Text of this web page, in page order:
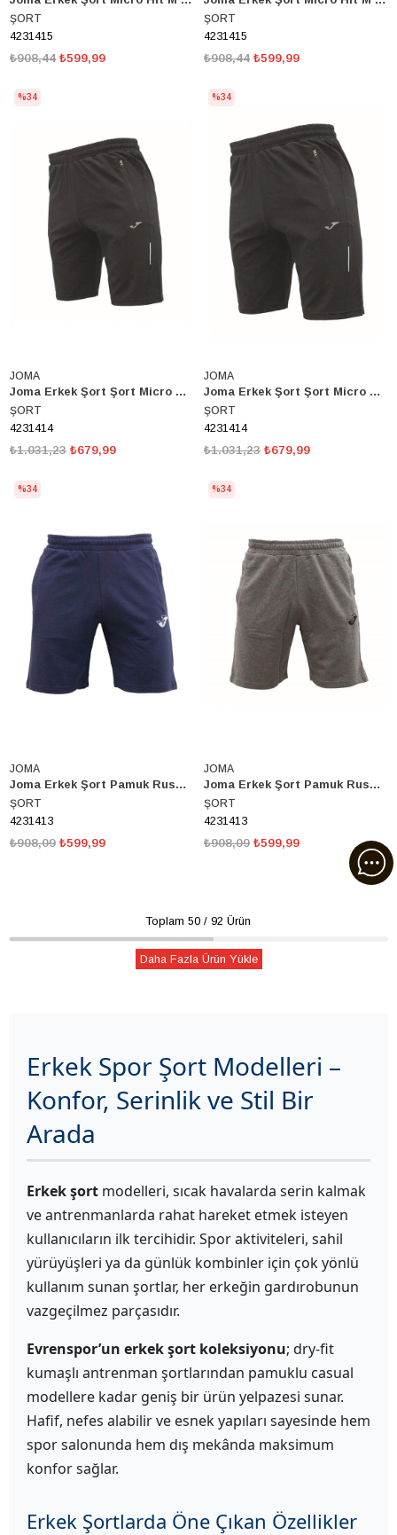
ŞORT
4231415
₺599,99
₺908,44
ŞORT
4231415
₺599,99
₺908,44
JOMA
Joma Erkek Şort Şort Micro Dash M 4231414
ŞORT
4231414
₺679,99
₺1.031,23
%34
JOMA
Joma Erkek Şort Şort Micro Dash M 4231414
ŞORT
4231414
₺679,99
₺1.031,23
%34
JOMA
Joma Erkek Şort Pamuk Rush M 4231413
ŞORT
4231413
₺599,99
₺908,09
%34
JOMA
Joma Erkek Şort Pamuk Rush M 4231413
ŞORT
4231413
₺599,99
₺908,09
%34
Toplam 50 / 92 Ürün
Daha Fazla Ürün Yükle
Erkek Spor Şort Modelleri –
Konfor, Serinlik ve Stil Bir
Arada
Erkek şort modelleri, sıcak havalarda serin kalmak
ve antrenmanlarda rahat hareket etmek isteyen
kullanıcıların ilk tercihidir. Spor aktiviteleri, sahil
yürüyüşleri ya da günlük kombinler için çok yönlü
kullanım sunan şortlar, her erkeğin gardırobunun
vazgeçilmez parçasıdır.
Evrenspor’un erkek şort koleksiyonu; dry-fit
kumaşlı antrenman şortlarından pamuklu casual
modellere kadar geniş bir ürün yelpazesi sunar.
Hafif, nefes alabilir ve esnek yapıları sayesinde hem
spor salonunda hem dış mekânda maksimum
konfor sağlar.
Erkek Şortlarda Öne Çıkan Özellikler